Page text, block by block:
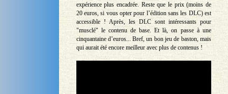
expérience plus encadrée. Reste que le prix (moins de
20 euros, si vous opter pour l’édition sans les DLC) est
accessible ! Après, les DLC sont intéressants pour
"musclé" le contenu de base. Et là, on passe à une
cinquantaine d’euros... Bref, un bon jeu de baston, mais
qui aurait été encore meilleur avec plus de contenus !